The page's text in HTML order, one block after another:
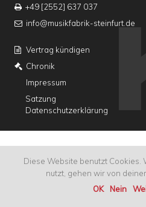
+49 [2552] 637 037
info@musikfabrik-steinfurt.de
Vertrag kündigen
Chronik
Impressum
Satzung
Datenschutzerklärung
Diese Website benutzt Cookies.
nutzt, gehen wir von
OK
Nein